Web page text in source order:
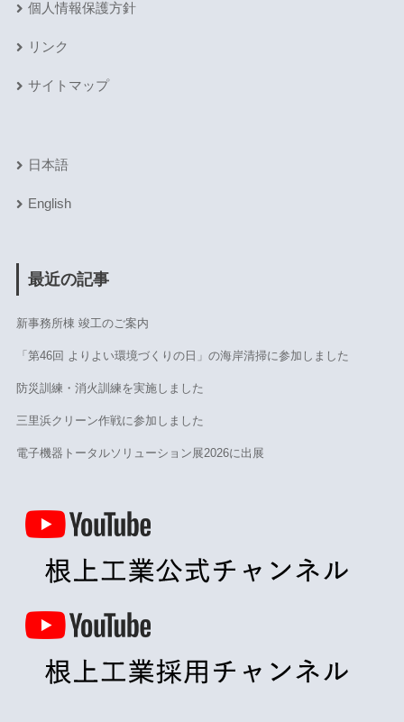
個人情報保護方針
リンク
サイトマップ
日本語
English
最近の記事
新事務所棟 竣工のご案内
「第46回 よりよい環境づくりの日」の海岸清掃に参加しました
防災訓練・消火訓練を実施しました
三里浜クリーン作戦に参加しました
電子機器トータルソリューション展2026に出展